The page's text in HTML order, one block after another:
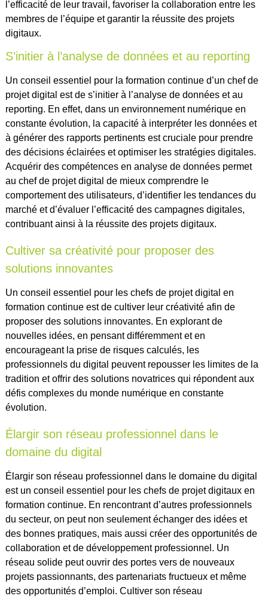
l’efficacité de leur travail, favoriser la collaboration entre les
membres de l’équipe et garantir la réussite des projets
digitaux.
S’initier à l’analyse de données et au reporting
Un conseil essentiel pour la formation continue d’un chef de
projet digital est de s’initier à l’analyse de données et au
reporting. En effet, dans un environnement numérique en
constante évolution, la capacité à interpréter les données et
à générer des rapports pertinents est cruciale pour prendre
des décisions éclairées et optimiser les stratégies digitales.
Acquérir des compétences en analyse de données permet
au chef de projet digital de mieux comprendre le
comportement des utilisateurs, d’identifier les tendances du
marché et d’évaluer l’efficacité des campagnes digitales,
contribuant ainsi à la réussite des projets digitaux.
Cultiver sa créativité pour proposer des
solutions innovantes
Un conseil essentiel pour les chefs de projet digital en
formation continue est de cultiver leur créativité afin de
proposer des solutions innovantes. En explorant de
nouvelles idées, en pensant différemment et en
encourageant la prise de risques calculés, les
professionnels du digital peuvent repousser les limites de la
tradition et offrir des solutions novatrices qui répondent aux
défis complexes du monde numérique en constante
évolution.
Élargir son réseau professionnel dans le
domaine du digital
Élargir son réseau professionnel dans le domaine du digital
est un conseil essentiel pour les chefs de projet digitaux en
formation continue. En rencontrant d’autres professionnels
du secteur, on peut non seulement échanger des idées et
des bonnes pratiques, mais aussi créer des opportunités de
collaboration et de développement professionnel. Un
réseau solide peut ouvrir des portes vers de nouveaux
projets passionnants, des partenariats fructueux et même
des opportunités d’emploi. Cultiver son réseau